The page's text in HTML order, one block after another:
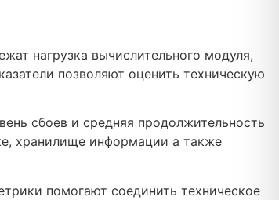
нагрузка вычислительного модуля,
позволяют оценить техническую
сбоев и средняя продолжительность
хранилище информации а также
помогают соединить техническое